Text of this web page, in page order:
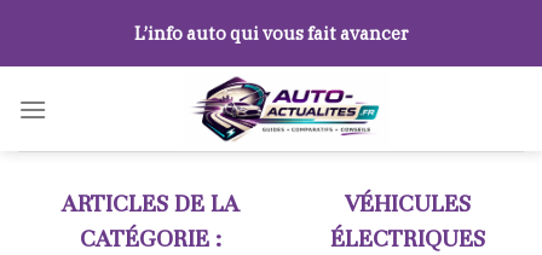
content
L’info auto qui vous fait avancer
VÉHICULES
ÉLECTRIQUES